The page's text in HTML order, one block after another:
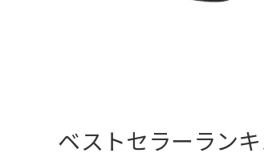
ベストセラーラン